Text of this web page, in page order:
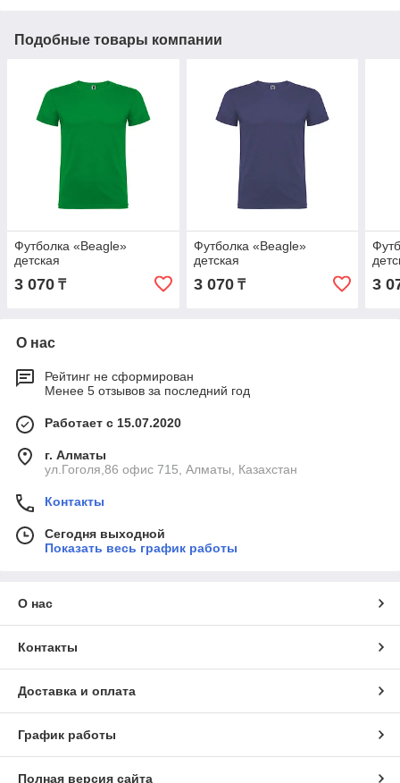
Подобные товары компании
Футболка «Beagle»
детская
3 070 ₸
Футболка «Beagle»
детская
3 070₸ 3
О нас
Рейтинг не сформирован
Менее 5 отзывов за последний год
Работает с 15.07.2020
г. Алматы
ул.Гоголя,86 офис 715, Алматы, Казахстан
Контакты
Сегодня выходной
Показать весь график работы
О нас
Контакты
Доставка и оплата
График работы
Полная версия сайта